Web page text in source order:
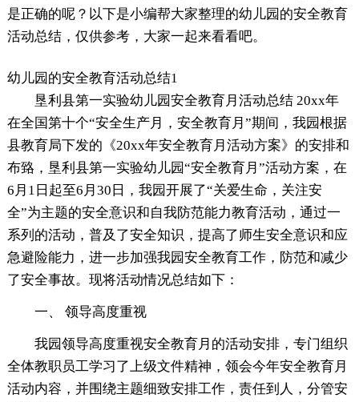
是正确的呢？以下是小编帮大家整理的幼儿园的安全教育
活动总结，仅供参考，大家一起来看看吧。
幼儿园的安全教育活动总结1
垦利县第一实验幼儿园安全教育月活动总结 20xx年
在全国第十个“安全生产月，安全教育月”期间，我园根据
县教育局下发的《20xx年安全教育月活动方案》的安排和
布臵，垦利县第一实验幼儿园“安全教育月”活动方案，在
6月1日起至6月30日，我园开展了“关爱生命，关注安
全”为主题的安全意识和自我防范能力教育活动，通过一
系列的活动，普及了安全知识，提高了师生安全意识和应
急避险能力，进一步加强我园安全教育工作，防范和减少
了安全事故。现将活动情况总结如下：
一、 领导高度重视
我园领导高度重视安全教育月的活动安排，专门组织
全体教职员工学习了上级文件精神，领会今年安全教育月
活动内容，并围绕主题细致安排工作，责任到人，分管安